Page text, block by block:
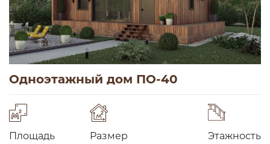
Одноэтажный дом ПО-40
Площадь Размер Этажность